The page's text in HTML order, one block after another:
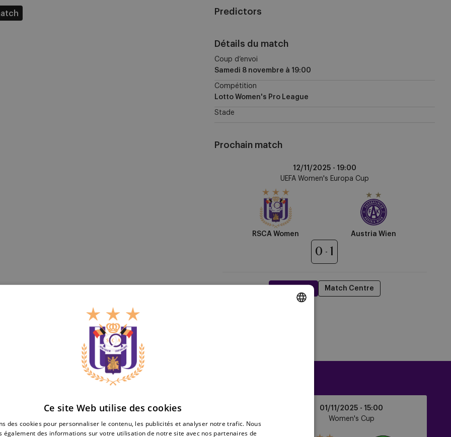
Predictors
Détails du match
Coup d’envoi
Samedi 8 novembre à 19:00
Compétition
Lotto Women's Pro League
Stade
Prochain match
12/11/2025 - 19:00
UEFA Women's Europa Cup
RSCA Women
0 1
Austria Wien
Match Centre
15/10/2025 -21:00
Liège
vs
18/10/2025 - 01/11/2025 - 15:00
Women's Cup
Ce site Web utilise des cookies
des cookies pour personnaliser le contenu, les publicités et analyser notre trafic. Nous
également des informations sur votre utilisation de notre site avec nos partenaires de